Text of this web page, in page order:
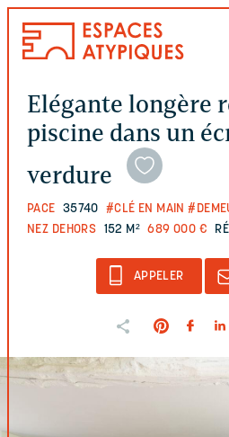
Elégante longère
piscine dans un
verdure
PACE 35740 #CLÉ EN MAIN
NEZ DEHORS 152 M² 689 000 €
APPELER